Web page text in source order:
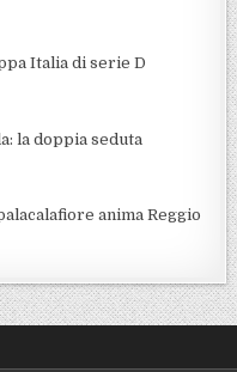
Italia di serie D
la doppia seduta
anima Reggio